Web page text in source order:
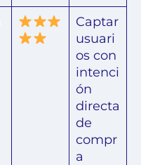
Captar
usuari
os con
intenci
ón
directa
de
compr
a